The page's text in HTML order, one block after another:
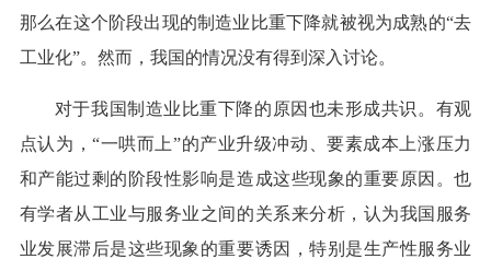
那么在这个阶段出现的制造业比重下降就被视为成熟的“去
工业化”。然而，我国的情况没有得到深入讨论。
对于我国制造业比重下降的原因也未形成共识。有观
点认为，“一哄而上”的产业升级冲动、要素成本上涨压力
和产能过剩的阶段性影响是造成这些现象的重要原因。也
有学者从工业与服务业之间的关系来分析，认为我国服务
业发展滞后是这些现象的重要诱因，特别是生产性服务业